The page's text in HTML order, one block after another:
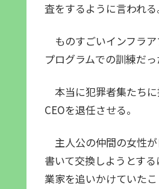
査をするように言われる
ものすごいインフラ
プログラムでの訓練だっ
本当に犯罪者集たち
CEOを退任させる。
主人公の仲間の女性
書いて交換しようとす
業家を追いかけていたこ